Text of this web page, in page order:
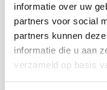
informatie over uw
partners voor social
partners kunnen
informatie die u aan
verzameld op basis
dagelijks in voor
bewustwording
leefomgeving.Met
Bekijk ook
Reacties